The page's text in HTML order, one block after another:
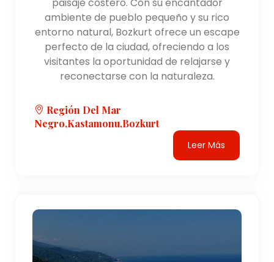
ambiente de pueblo pequeño y su rico
entorno natural, Bozkurt ofrece un escape
perfecto de la ciudad, ofreciendo a los
visitantes la oportunidad de relajarse y
reconectarse con la naturaleza.
Región Del Mar
Negro,Kastamonu,bozkurt
Leer Más